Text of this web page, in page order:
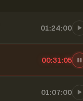
01:24:00
00:31:06
01:07:00